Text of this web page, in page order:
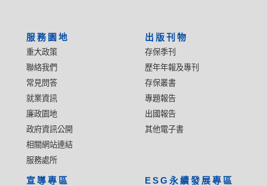
服務園地
重大政策
聯絡我們
常見問答
就業資訊
廉政園地
政府資訊公開
相關網站連結
服務處所
出版刊物
存保季刊
歷年年報及專刊
存保叢書
專題報告
出國報告
其他電子書
宣導專區 ESG永續發展專區